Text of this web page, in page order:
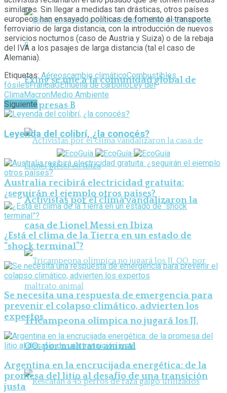
Exing se une a la comunidad global de
Empresas B
Activistas por el clima vandalizaron la
casa de Lionel Messi en Ibiza
Tricampeona olímpica no jugará los JJ.
OO. por maltrato animal
similares. Sin llegar a medidas tan drásticas, otros países
europeos han ensayado políticas de fomento al transporte
ferroviario de larga distancia, con la introducción de nuevos
servicios nocturnos (caso de Austria y Suiza) o de la rebaja
del IVA a los pasajes de larga distancia (tal el caso de
Alemania).
Etiquetas: Aéreoscambio climáticoCombustibles
fósilesFranciaGEIhuella de carbonoLey del
ClimaMacronMedio Ambiente
Siguiente
Leyenda del colibrí, ¿la conocés?
Australia recibirá electricidad gratuita:
¿seguirán el ejemplo otros países?
¿Está el clima de la Tierra en un estado de
“shock terminal”?
Se necesita una respuesta de emergencia para
prevenir el colapso climático, advierten los
expertos
Argentina en la encrucijada energética: de la
promesa del litio al desafío de una transición
justa